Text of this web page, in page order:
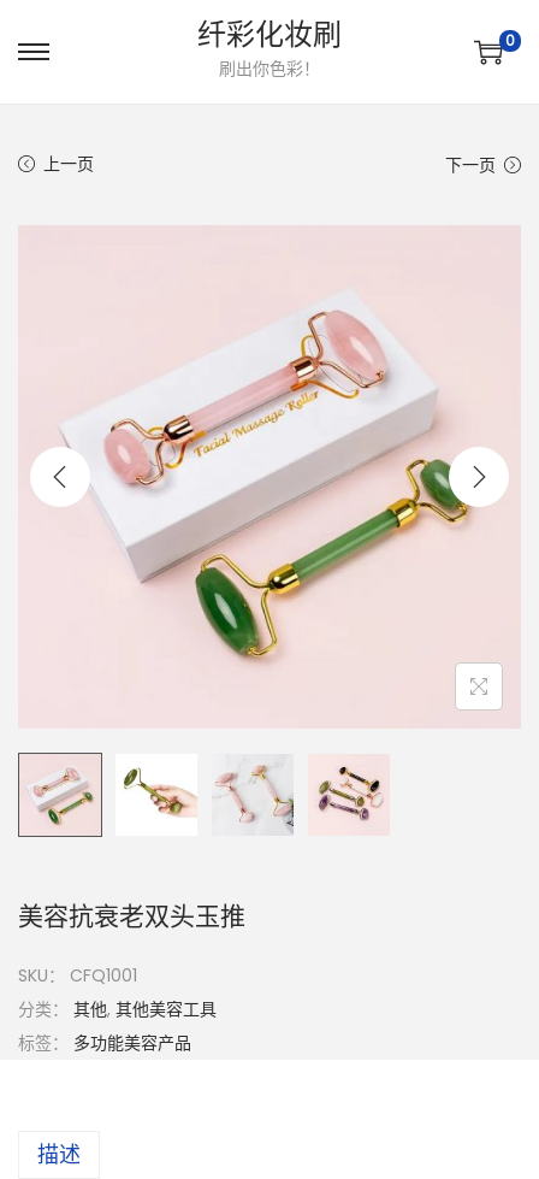
转
跳
纤彩化妆刷
刷出你色彩！
0
上一页 下一页
美容抗衰老双头玉推
SKU： CFQ1001
分类： 其他, 其他美容工具
标签： 多功能美容产品
描述